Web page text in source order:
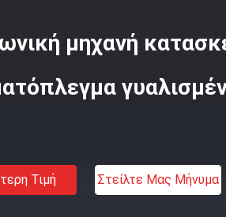
μηχανή
Τιμή Στείλτε Μας Μήνυμα